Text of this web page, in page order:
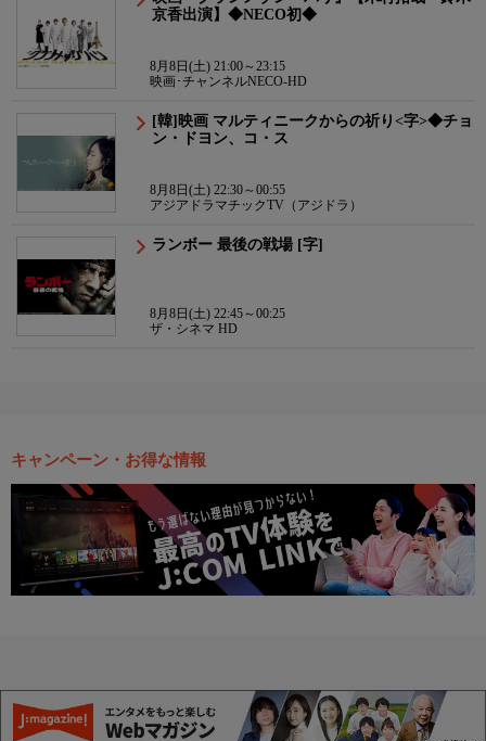
京香出演】◆NECO初◆
8月8日(土) 21:00～23:15
映画･チャンネルNECO-HD
[韓]映画 マルティニークからの祈り<字>◆チョ
ン・ドヨン、コ・ス
8月8日(土) 22:30～00:55
アジアドラマチックTV（アジドラ）
ランボー 最後の戦場 [字]
8月8日(土) 22:45～00:25
ザ・シネマ HD
キャンペーン・お得な情報